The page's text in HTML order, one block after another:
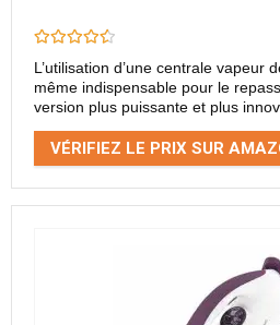
L’utilisation d’une centrale vapeur
même indispensable pour le
version plus puissante et plus
VÉRIFIEZ LE PRIX SUR